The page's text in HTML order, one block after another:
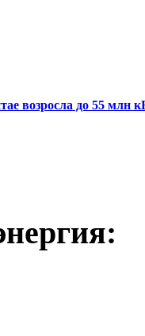
возросла до 55 млн